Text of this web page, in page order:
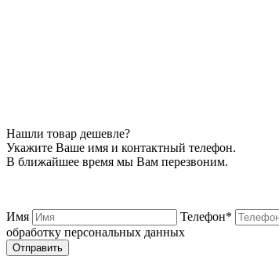
Нашли товар дешевле?
Укажите Ваше имя и контактный телефон.
В ближайшее время мы Вам перезвоним.
Имя Телефон*
обработку персональных данных
Отправить